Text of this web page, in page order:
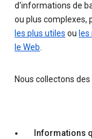
d'informations de
ou plus complexes,
les plus utiles ou
le Web.
Nous collectons
Informations